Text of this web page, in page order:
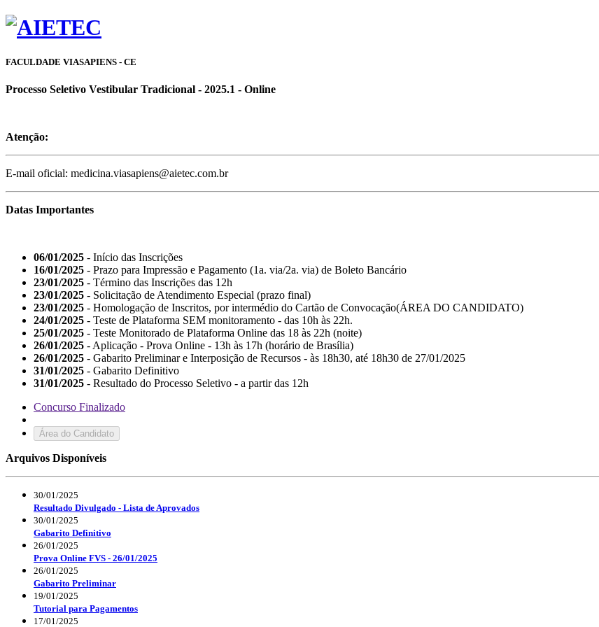
FACULDADE VIASAPIENS - CE
Processo Seletivo Vestibular Tradicional - 2025.1 - Online
Atenção:
E-mail oficial: medicina.viasapiens@aietec.com.br
Datas Importantes
06/01/2025 - Início das Inscrições
16/01/2025 - Prazo para Impressão e Pagamento (1a. via/2a. via) de Boleto Bancário
23/01/2025 - Término das Inscrições das 12h
23/01/2025 - Solicitação de Atendimento Especial (prazo final)
23/01/2025 - Homologação de Inscritos, por intermédio do Cartão de Convocação(ÁREA DO CANDIDATO)
24/01/2025 - Teste de Plataforma SEM monitoramento - das 10h às 22h.
25/01/2025 - Teste Monitorado de Plataforma Online das 18 às 22h (noite)
26/01/2025 - Aplicação - Prova Online - 13h às 17h (horário de Brasília)
26/01/2025 - Gabarito Preliminar e Interposição de Recursos - às 18h30, até 18h30 de 27/01/2025
31/01/2025 - Gabarito Definitivo
31/01/2025 - Resultado do Processo Seletivo - a partir das 12h
Concurso Finalizado
Área do Candidato
Arquivos Disponíveis
30/01/2025
Resultado Divulgado - Lista de Aprovados
30/01/2025
Gabarito Definitivo
26/01/2025
Prova Online FVS - 26/01/2025
26/01/2025
Gabarito Preliminar
19/01/2025
Tutorial para Pagamentos
17/01/2025